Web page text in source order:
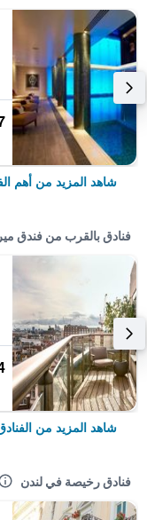
شاهد المزيد من أهم
فنادق بالقرب من فندق
شاهد المزيد من
فنادق رخيصة في لندن